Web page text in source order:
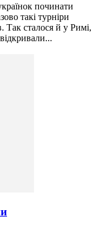
починати
такі турніри
Так сталося й у Римі,